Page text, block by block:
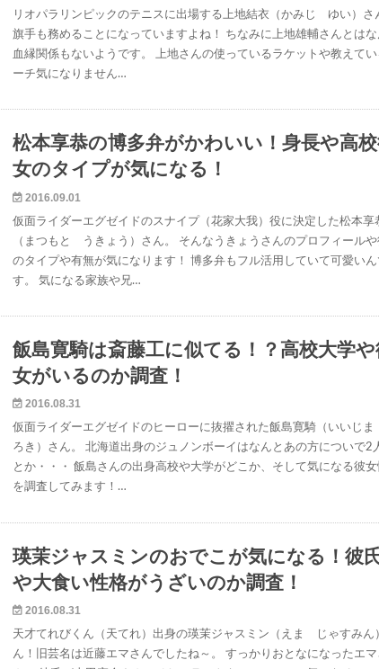
リオパラリンピックのテニスに出場する上地結衣（かみじ ゆい）さ
旗手も務めることになっていますよね！ ちなみに上地雄輔さんとは
血縁関係もないようです。 上地さんの使っているラケットや教えてい
ーチ気になりません…
松本享恭の博多弁がかわいい！身長や高
女のタイプが気になる！
2016.09.01
仮面ライダーエグゼイドのスナイプ（花家大我）役に決定した松本享
（まつもと うきょう）さん。 そんなうきょうさんのプロフィール
のタイプや有無が気になります！ 博多弁もフル活用していて可愛いん
す。 気になる家族や兄…
飯島寛騎は斎藤工に似てる！？高校大学や
女がいるのか調査！
2016.08.31
仮面ライダーエグゼイドのヒーローに抜擢された飯島寛騎（いいじ
ろき）さん。 北海道出身のジュノンボーイはなんとあの方についで2
とか・・・ 飯島さんの出身高校や大学がどこか、そして気になる彼女
を調査してみます！…
瑛茉ジャスミンのおでこが気になる！彼
や大食い性格がうざいのか調査！
2016.08.31
天才てれびくん（天てれ）出身の瑛茉ジャスミン（えま じゃすみん
ん！旧芸名は近藤エマさんでしたね～。 すっかりおとなになったエマ